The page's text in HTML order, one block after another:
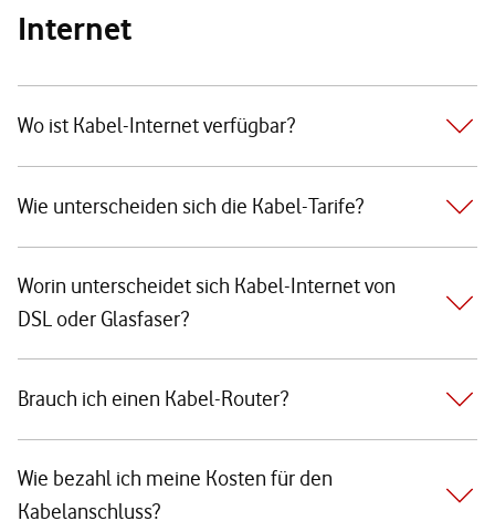
Internet
Wo ist Kabel-Internet verfügbar?
Wie unterscheiden sich die Kabel-Tarife?
Worin unterscheidet sich Kabel-Internet von
DSL oder Glasfaser?
Brauch ich einen Kabel-Router?
Wie bezahl ich meine Kosten für den
Kabelanschluss?